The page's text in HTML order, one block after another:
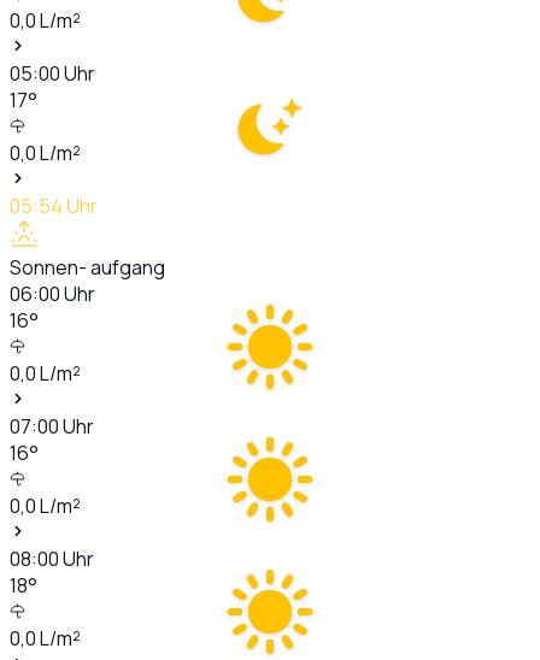
0,0L/m²
05:00Uhr
17°
0,0L/m²
05:54Uhr
Sonnen- aufgang
06:00Uhr
16°
0,0L/m²
07:00Uhr
16°
0,0L/m²
08:00Uhr
18°
0,0L/m²